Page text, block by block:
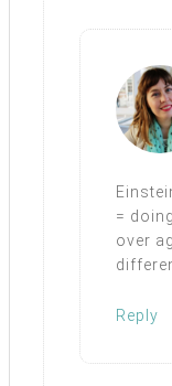
=
over
Reply